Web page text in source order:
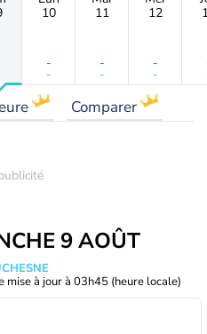
10
-
-
11
-
-
12
-
-
Comparer
9 AOÛT
mise à jour à 03h45 (heure locale)